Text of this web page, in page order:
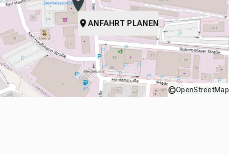
ANFAHRT PLANEN
©OpenStreetMap